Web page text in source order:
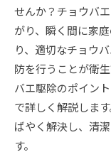
せんか？チョウバ
がり、瞬く間に家
り、適切なチョウ
防を行うことが衛
バエ駆除のポイン
で詳しく解説しま
ばやく解決し、清
す。